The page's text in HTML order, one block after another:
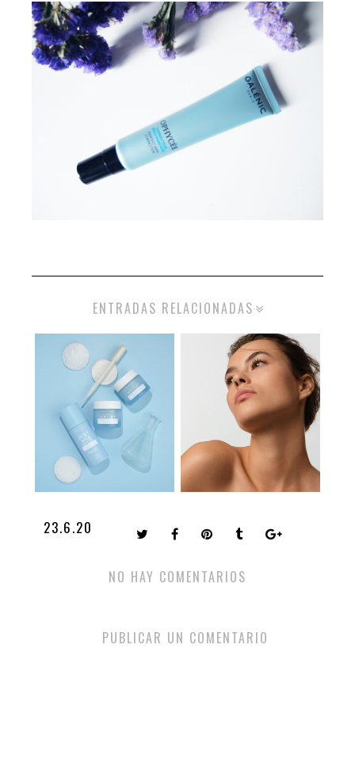
ENTRADAS RELACIONADAS
23.6.20
NO HAY COMENTARIOS
PUBLICAR UN COMENTARIO